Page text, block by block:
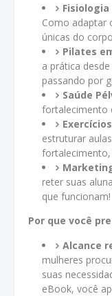
Como adaptar
únicas do
Pilates
a prática
passando por
Saúde
fortalecimento
estruturar
fortalecimento,
reter suas
que funcionam!
Por que você
Alcance
mulheres
suas
eBook, você